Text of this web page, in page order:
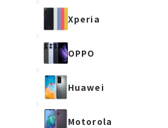
Xperia
OPPO
Huawei
Motorola